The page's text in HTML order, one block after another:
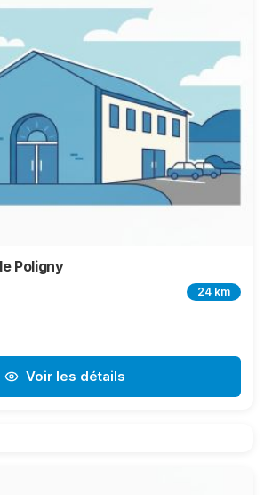
Poligny
24 km
Voir les détails